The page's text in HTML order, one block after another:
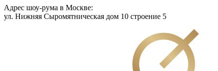
Адрес шоу-рума в Москве:
ул. Нижняя Сыромятническая дом 10 cтроение 5